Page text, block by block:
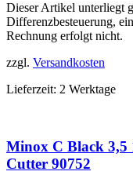
Dieser Artikel unterliegt
Differenzbesteuerung,
Rechnung erfolgt nicht.
zzgl. Versandkosten
Lieferzeit: 2 Werktage
Minox C Black 3,5
Cutter 90752